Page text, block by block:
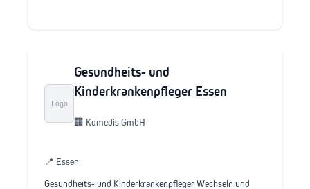
Logo
Gesundheits- und
Kinderkrankenpfleger Essen
🏢 Komedis GmbH
📍 Essen
Gesundheits- und Kinderkrankenpfleger Wechseln und